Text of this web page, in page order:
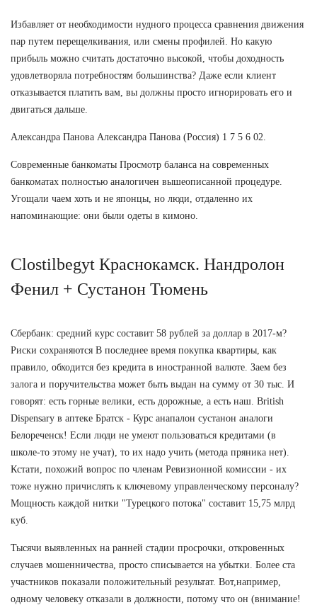
Избавляет от необходимости нудного процесса сравнения движения
пар путем перещелкивания, или смены профилей. Но какую
прибыль можно считать достаточно высокой, чтобы доходность
удовлетворяла потребностям большинства? Даже если клиент
отказывается платить вам, вы должны просто игнорировать его и
двигаться дальше.
Александра Панова Александра Панова (Россия) 1 7 5 6 02.
Современные банкоматы Просмотр баланса на современных
банкоматах полностью аналогичен вышеописанной процедуре.
Угощали чаем хоть и не японцы, но люди, отдаленно их
напоминающие: они были одеты в кимоно.
Clostilbegyt Краснокамск. Нандролон
Фенил + Сустанон Тюмень
Сбербанк: средний курс составит 58 рублей за доллар в 2017-м?
Риски сохраняются В последнее время покупка квартиры, как
правило, обходится без кредита в иностранной валюте. Заем без
залога и поручительства может быть выдан на сумму от 30 тыс. И
говорят: есть горные велики, есть дорожные, а есть наш. British
Dispensary в аптеке Братск - Курс анапалон сустанон аналоги
Белореченск! Если люди не умеют пользоваться кредитами (в
школе-то этому не учат), то их надо учить (метода пряника нет).
Кстати, похожий вопрос по членам Ревизионной комиссии - их
тоже нужно причислять к ключевому управленческому персоналу?
Мощность каждой нитки "Турецкого потока" составит 15,75 млрд
куб.
Тысячи выявленных на ранней стадии просрочки, откровенных
случаев мошенничества, просто списывается на убытки. Более ста
участников показали положительный результат. Вот,например,
одному человеку отказали в должности, потому что он (внимание!